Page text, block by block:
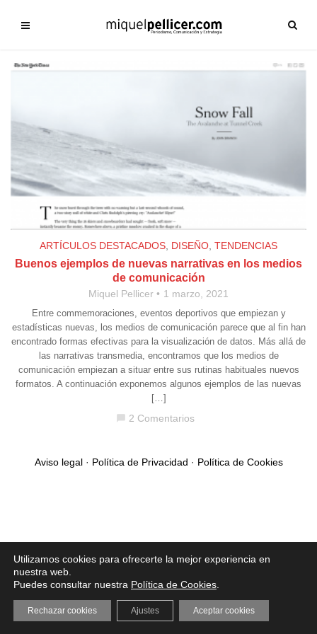
ARTÍCULOS DESTACADOS DISEÑO TENDENCIAS
Buenos ejemplos de nuevas narrativas en los medios
de comunicación
Miquel Pellicer 1 marzo, 2021
Entre commemoraciones, eventos deportivos que empiezan y
estadísticas nuevas, los medios de comunicación parece que al fin han
encontrado formas efectivas para la visualización de datos. Más allá de
las narrativas transmedia, encontramos que los medios de
comunicación empiezan a situar entre sus rutinas habituales nuevos
formatos. A continuación exponemos algunos ejemplos de las nuevas
[…]
2 Comentarios
Aviso legal· Política de Privacidad · Política de Cookies
Utilizamos cookies para ofrecerte la mejor experiencia en
nuestra web.
Puedes consultar nuestra Política de Cookies
Aceptar cookies
Rechazar cookies Ajustes